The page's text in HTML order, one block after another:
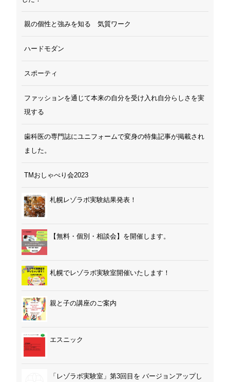
親の個性と強みを知る 気質ワーク
ハードモダン
スポーティ
ファッションを通じて本来の自分を受け入れ自分らしさを実
現する
歯科医の専門誌にユニフォームで変身の特集記事が掲載され
ました。
TMおしゃべり会2023
札幌レゾラボ実験結果発表！
【無料・個別・相談会】を開催します。
札幌でレゾラボ実験室開催いたします！
親と子の講座のご案内
エスニック
「レゾラボ実験室」第3回目を バージョンアップし